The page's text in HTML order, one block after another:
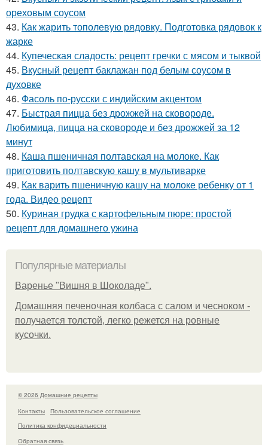
ореховым соусом
43. Как жарить тополевую рядовку. Подготовка рядовок к
жарке
44. Купеческая сладость: рецепт гречки с мясом и тыквой
45. Вкусный рецепт баклажан под белым соусом в
духовке
46. Фасоль по-русски с индийским акцентом
47. Быстрая пицца без дрожжей на сковороде.
Любимица, пицца на сковороде и без дрожжей за 12
минут
48. Каша пшеничная полтавская на молоке. Как
приготовить полтавскую кашу в мультиварке
49. Как варить пшеничную кашу на молоке ребенку от 1
года. Видео рецепт
50. Куриная грудка с картофельным пюре: простой
рецепт для домашнего ужина
Популярные материалы
Варенье "Вишня в Шоколаде".
Домашняя печеночная колбаса с салом и чесноком -
получается толстой, легко режется на ровные
кусочки.
© 2026 Домашние рецепты
Контакты
Пользовательское соглашение
Политика конфидециальности
Обратная связь